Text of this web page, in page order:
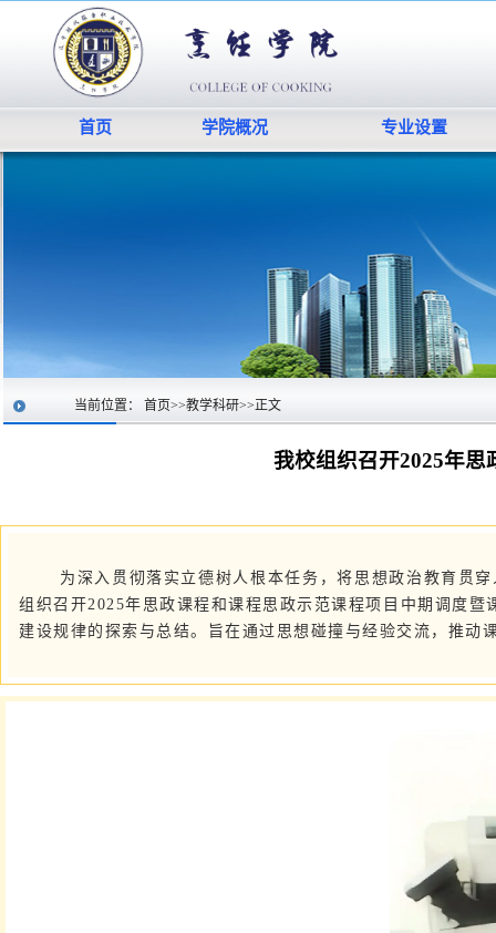
首页 学院概况 专业设置
当前位置： 首页>>教学科研>>正文
我校组织召开2025年
为深入贯彻落实立德树人根本任务，将思想政治教育贯
组织召开2025年思政课程和课程思政示范课程项目中期调度
建设规律的探索与总结。旨在通过思想碰撞与经验交流，推动